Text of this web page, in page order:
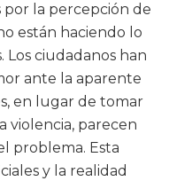
por la percepción de
están haciendo lo
Los ciudadanos han
ante la aparente
en lugar de tomar
violencia, parecen
problema. Esta
y la realidad